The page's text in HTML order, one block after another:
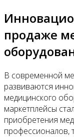
продаже
В современной
развиваются
медицинского
маркетплейсы
приобретения
профессионалов,